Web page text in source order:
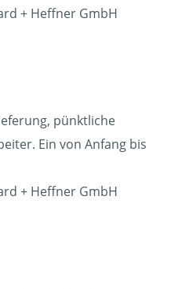
+ Heffner GmbH
pünktliche
Ein von Anfang bis
+ Heffner GmbH